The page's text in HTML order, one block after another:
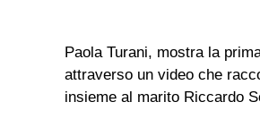
Paola Turani, mostra la
attraverso un video che
insieme al marito Riccardo